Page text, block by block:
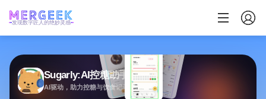
发现数字匠人的绝妙灵感
Sugarly:AI控糖助手
AI驱动，助力控糖与饮食记录，提供个性化建议